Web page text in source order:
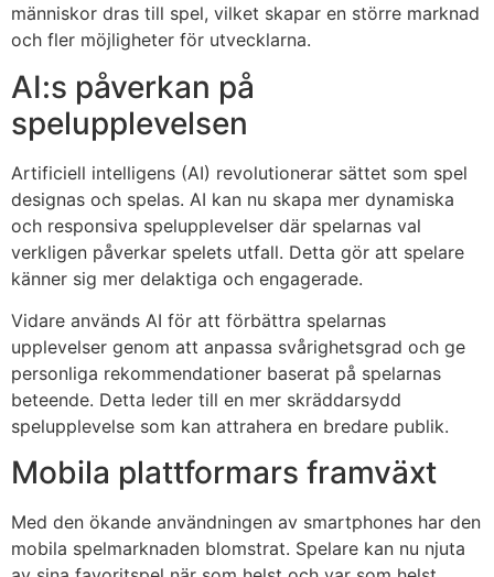
människor dras till spel, vilket skapar en större marknad
och fler möjligheter för utvecklarna.
AI:s påverkan på
spelupplevelsen
Artificiell intelligens (AI) revolutionerar sättet som spel
designas och spelas. AI kan nu skapa mer dynamiska
och responsiva spelupplevelser där spelarnas val
verkligen påverkar spelets utfall. Detta gör att spelare
känner sig mer delaktiga och engagerade.
Vidare används AI för att förbättra spelarnas
upplevelser genom att anpassa svårighetsgrad och ge
personliga rekommendationer baserat på spelarnas
beteende. Detta leder till en mer skräddarsydd
spelupplevelse som kan attrahera en bredare publik.
Mobila plattformars framväxt
Med den ökande användningen av smartphones har den
mobila spelmarknaden blomstrat. Spelare kan nu njuta